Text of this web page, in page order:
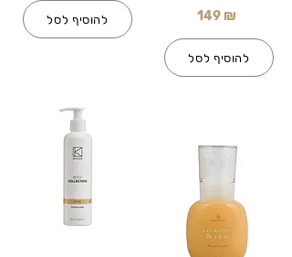
להוסיף לסל 149 ₪
להוסיף לסל